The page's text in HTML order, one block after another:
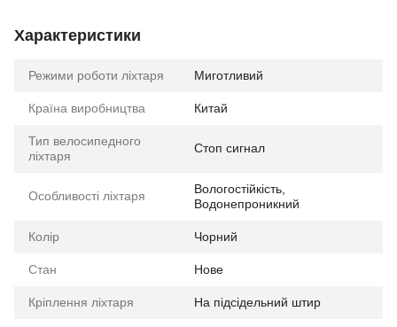
Характеристики
Режими роботи ліхтаря Миготливий
Країна виробництва Китай
Тип велосипедного
ліхтаря
Стоп сигнал
Особливості ліхтаря
Вологостійкість,
Водонепроникний
Колір Чорний
Стан Нове
Кріплення ліхтаря На підсідельний штир